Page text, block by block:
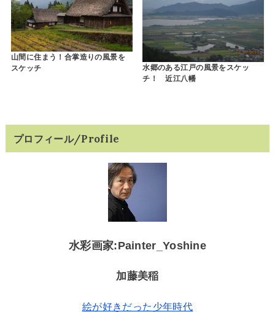
山間に住まう！合掌造りの風景を
スケッチ
水郷のある江戸の風景をスケッ
チ！ 近江八幡
プロフィール/Profile
水彩画家:Painter_Yoshine
加藤美稲
絵が好きだった少年時代